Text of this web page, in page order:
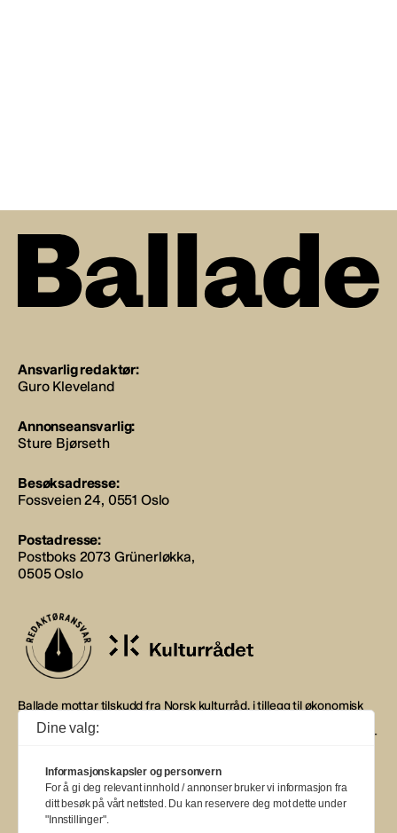
Ansvarlig redaktør:
Guro Kleveland
Annonseansvarlig:
Sture Bjørseth
Besøksadresse:
Fossveien 24, 0551 Oslo
Postadresse:
Postboks 2073 Grünerløkka,
0505 Oslo
Ballade mottar tilskudd fra Norsk kulturråd, i tillegg til økonomisk
støtte fra eierne NOPA, Norsk komponistforening og
Musikkforleggerne. Ballade drives etter Redaktør- og Vær Varsom-
BALLADE — NORGES MUSIKKMAGASIN
Dine valg:
Informasjonskapsler og personvern
For å gi deg relevant innhold / annonser bruker vi informasjon fra
ditt besøk på vårt nettsted. Du kan reservere deg mot dette under
"Innstillinger".